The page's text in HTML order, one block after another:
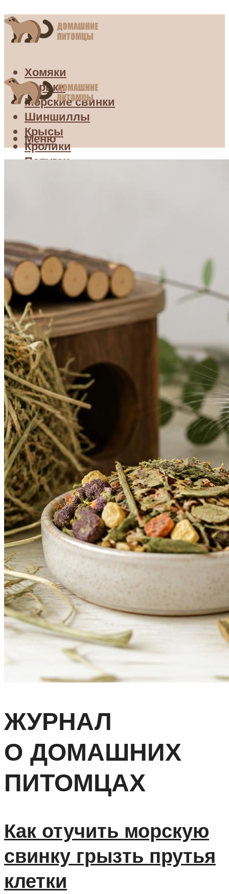
Хомяки
Хорьки
Морские свинки
Шиншиллы
Крысы
Кролики
Попугаи
Меню
ЖУРНАЛ
О ДОМАШНИХ
ПИТОМЦАХ
Как отучить морскую
свинку грызть прутья
клетки